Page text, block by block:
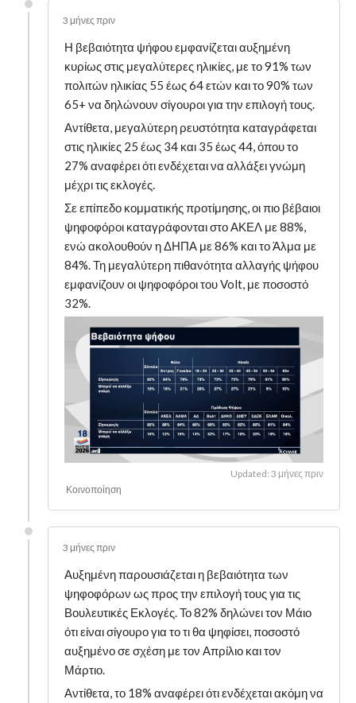
3 μήνες πριν
Η βεβαιότητα ψήφου εμφανίζεται αυξημένη
κυρίως στις μεγαλύτερες ηλικίες, με το 91% των
πολιτών ηλικίας 55 έως 64 ετών και το 90% των
65+ να δηλώνουν σίγουροι για την επιλογή τους.
Αντίθετα, μεγαλύτερη ρευστότητα καταγράφεται
στις ηλικίες 25 έως 34 και 35 έως 44, όπου το
27% αναφέρει ότι ενδέχεται να αλλάξει γνώμη
μέχρι τις εκλογές.
Σε επίπεδο κομματικής προτίμησης, οι πιο βέβαιοι
ψηφοφόροι καταγράφονται στο ΑΚΕΛ με 88%,
ενώ ακολουθούν η ΔΗΠΑ με 86% και το Άλμα με
84%. Τη μεγαλύτερη πιθανότητα αλλαγής ψήφου
εμφανίζουν οι ψηφοφόροι του Volt, με ποσοστό
32%.
Updated: 3 μήνες πριν
Κοινοποίηση
3 μήνες πριν
Αυξημένη παρουσιάζεται η βεβαιότητα των
ψηφοφόρων ως προς την επιλογή τους για τις
Βουλευτικές Εκλογές. Το 82% δηλώνει τον Μάιο
ότι είναι σίγουρο για το τι θα ψηφίσει, ποσοστό
αυξημένο σε σχέση με τον Απρίλιο και τον
Μάρτιο.
Αντίθετα, το 18% αναφέρει ότι ενδέχεται ακόμη να